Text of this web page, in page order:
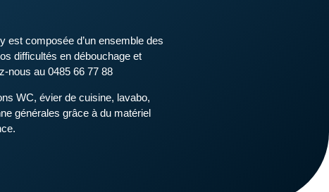
est composée d’un ensemble des
difficultés en débouchage et
nous au 0485 66 77 88
WC, évier de cuisine, lavabo,
générales grâce à du matériel